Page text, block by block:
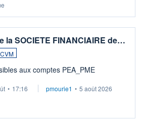
la SOCIETE FINANCIAIRE de…
accesibles aux comptes PEA_PME
• 17:16 pmourie1 • 5 août 2026